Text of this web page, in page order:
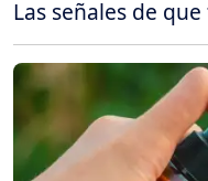
Las señales de